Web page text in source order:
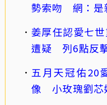
勢索吻 網：是
姜厚任認愛七
遭疑 列6點反
五月天冠佑20
像 小玫瑰劉芯